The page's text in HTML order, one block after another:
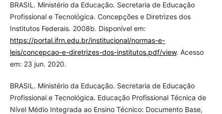
BRASIL. Ministério da Educação. Secretaria de Educação
Profissional e Tecnológica. Concepções e Diretrizes dos
Institutos Federais. 2008b. Disponível em:
https://portal.ifrn.edu.br/institucional/normas-e-
leis/concepcao-e-diretrizes-dos-institutos.pdf/view. Acesso
em: 23 jun. 2020.
BRASIL. Ministério da Educação. Secretaria de Educação
Profissional e Tecnológica. Educação Profissional Técnica de
Nível Médio Integrada ao Ensino Técnico: Documento Base,